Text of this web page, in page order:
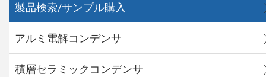
製品検索/サンプル購入
アルミ電解コンデンサ
積層セラミックコンデンサ